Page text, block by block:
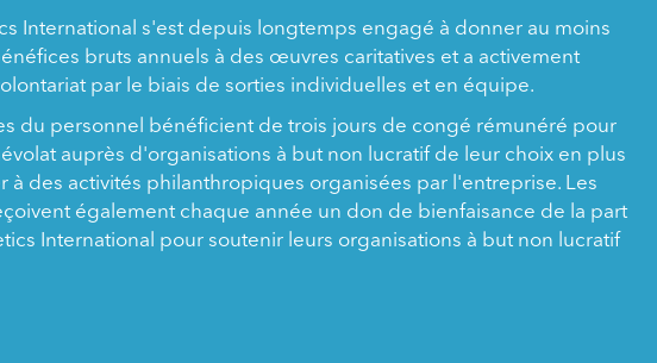
International s'est depuis longtemps engagé à donner au moins
bruts annuels à des œuvres caritatives et a activement
par le biais de sorties individuelles et en équipe.
du personnel bénéficient de trois jours de congé rémunéré pour
auprès d'organisations à but non lucratif de leur choix en plus
à des activités philanthropiques organisées par l'entreprise. Les
également chaque année un don de bienfaisance de la part
International pour soutenir leurs organisations à but non lucratif